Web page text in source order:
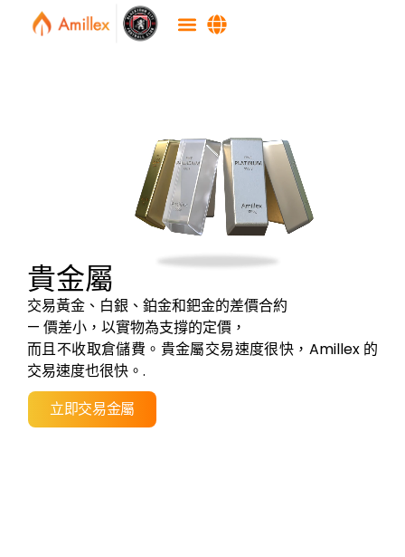
貴金屬
交易黃金、白銀、鉑金和鈀金的差價合約
— 價差小，以實物為支撐的定價，
而且不收取倉儲費。貴金屬交易速度很快，Amillex 的
交易速度也很快。.
立即交易金屬